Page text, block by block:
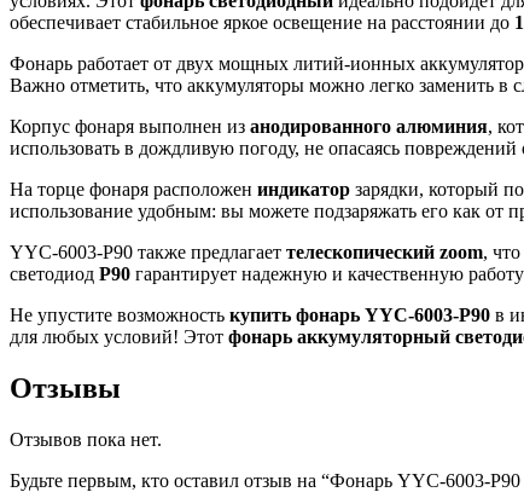
обеспечивает стабильное яркое освещение на расстоянии до
Фонарь работает от двух мощных литий-ионных
Важно отметить, что аккумуляторы можно легко заменить
Корпус фонаря выполнен из анодированного алюминия,
использовать в дождливую погоду, не опасаясь
На торце фонаря расположен индикатор зарядки, который
использование удобным: вы можете подзаряжать его как от
YYC-6003-P90 также предлагает телескопический zоom,
светодиод P90 гарантирует надежную и качественную
Не упустите возможность купить фонарь YYC-6003-P90 в
для любых условий! Этот фонарь аккумуляторный
Отзывы
Отзывов пока нет.
Будьте первым, кто оставил отзыв на “Фонарь YYC-6003-